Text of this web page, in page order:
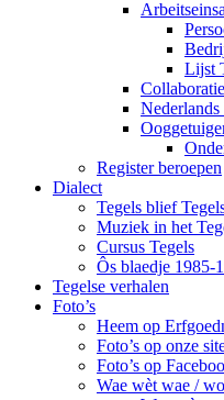
Lijst
Collaboratie
Register beroepen
Dialect
Tegels blief
Muziek in het
Cursus Tegels
Ôs blaedje 1985-
Tegelse verhalen
Foto’s
Heem op
Foto’s op onze
Foto’s op
Wae wèt wae /